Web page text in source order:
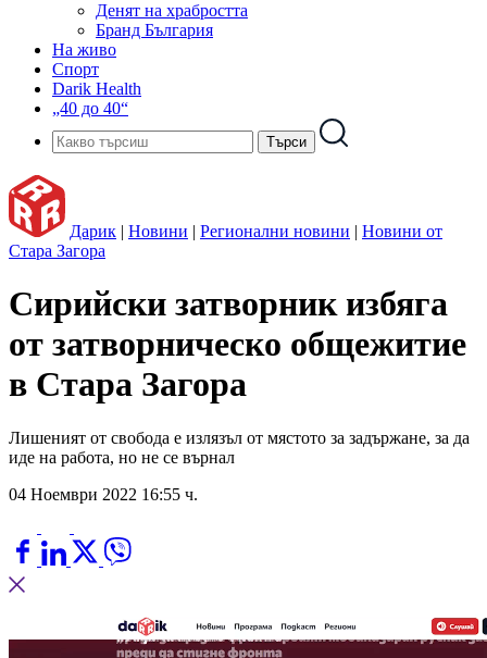
Денят на храбростта
Бранд България
На живо
Спорт
Darik Health
„40 до 40“
Дарик | Новини | Регионални новини | Новини от
Стара Загора
Сирийски затворник избяга
от затворническо общежитие
в Стара Загора
Лишеният от свобода е излязъл от мястото за задържане, за да
иде на работа, но не се върнал
04 Ноември 2022 16:55 ч.